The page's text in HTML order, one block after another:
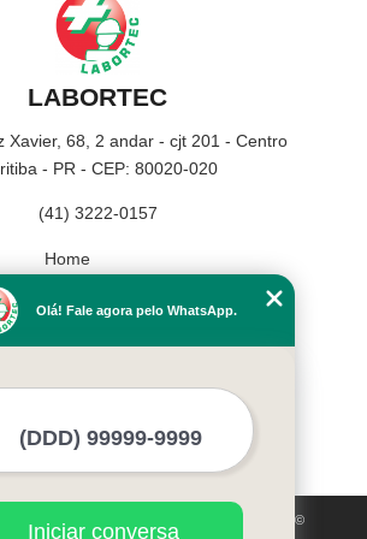
LABORTEC
Xavier, 68, 2 andar - cjt 201 - Centro
- PR - CEP: 80020-020
(41) 3222-0157
Home
Missão
sujeito à proteção de direitos autorais. Copyright©
02/1998)
Olá! Fale agora pelo WhatsApp.
Iniciar conversa